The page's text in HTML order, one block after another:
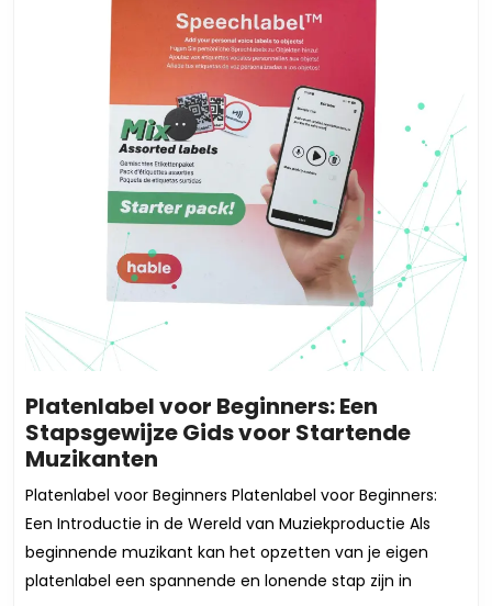
Platenlabel voor Beginners: Een
Stapsgewijze Gids voor Startende
Muzikanten
voor
Beginners:
Een
Stapsgewijze
Gids
Platenlabel voor Beginners Platenlabel voor Beginners:
Een Introductie in de Wereld van Muziekproductie Als
beginnende muzikant kan het opzetten van je eigen
platenlabel een spannende en lonende stap zijn in